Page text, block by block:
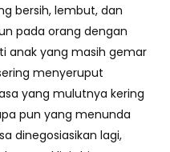
bersih, lembut, dan
pada orang dengan
anak yang masih gemar
menyeruput
yang mulutnya kering
pun yang menunda
dinegosiasikan lagi,